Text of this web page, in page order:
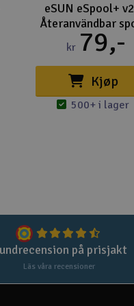
eSUN eSpool+
Återanvändbar
kr 79,-
Kjøp
500+ i lager
på prisjakt
Läs våra recensioner